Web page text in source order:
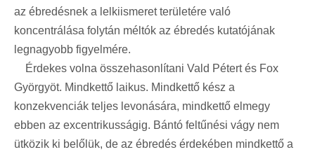
az ébredésnek a lelkiismeret területére való
koncentrálása folytán méltók az ébredés kutatójának
legnagyobb figyelmére.
Érdekes volna összehasonlítani Vald Pétert és Fox
Györgyöt. Mindkettő laikus. Mindkettő kész a
konzekvenciák teljes levonására, mindkettő elmegy
ebben az excentrikusságig. Bántó feltűnési vágy nem
ütközik ki belőlük, de az ébredés érdekében mindkettő a